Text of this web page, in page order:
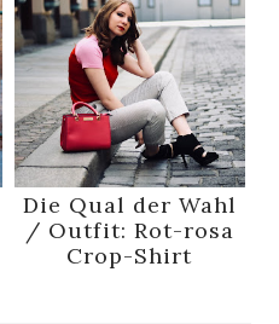
Die Qual der Wahl
/ Outfit: Rot-rosa
Crop-Shirt